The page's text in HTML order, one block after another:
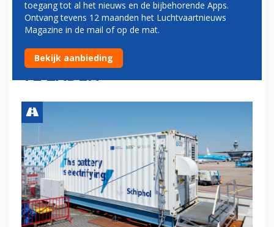
TEST MET 'SUPERBATTERIJ'
OP SCHIPHOL OM
ELEKTRISCH MATERIEEL OP
TE LADEN
toegang tot al het nieuws en de bijbehorende Apps.
Ontvang tevens 12 maanden het Luchtvaartnieuws
Magazine in de mail of op de mat.
Bekijk aanbieding